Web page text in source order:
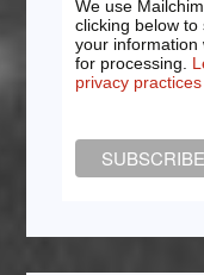
We use
clicking below
your information
for processing.
privacy practices